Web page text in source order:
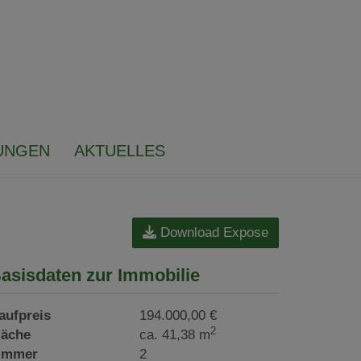
AKTUELLES
Download Expose
zur Immobilie
194.000,00 €
ca. 41,38 m2
2